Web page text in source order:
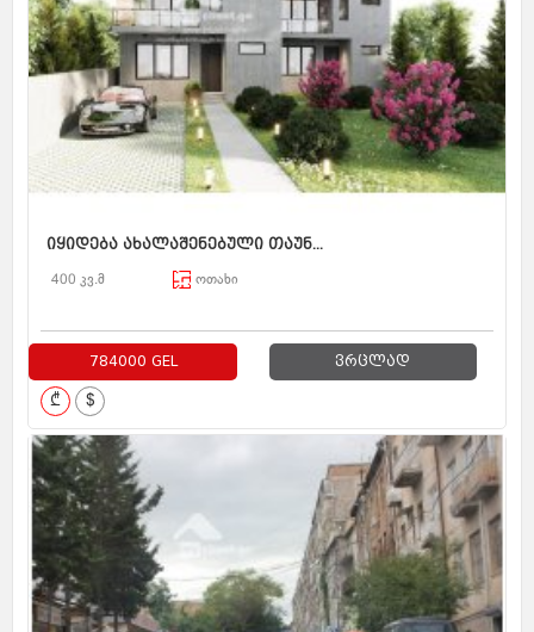
იყიდება ახალაშენებული თაუნ...
400 კვ.მ ოთახი
784000 GEL ვრცლად
₾ $